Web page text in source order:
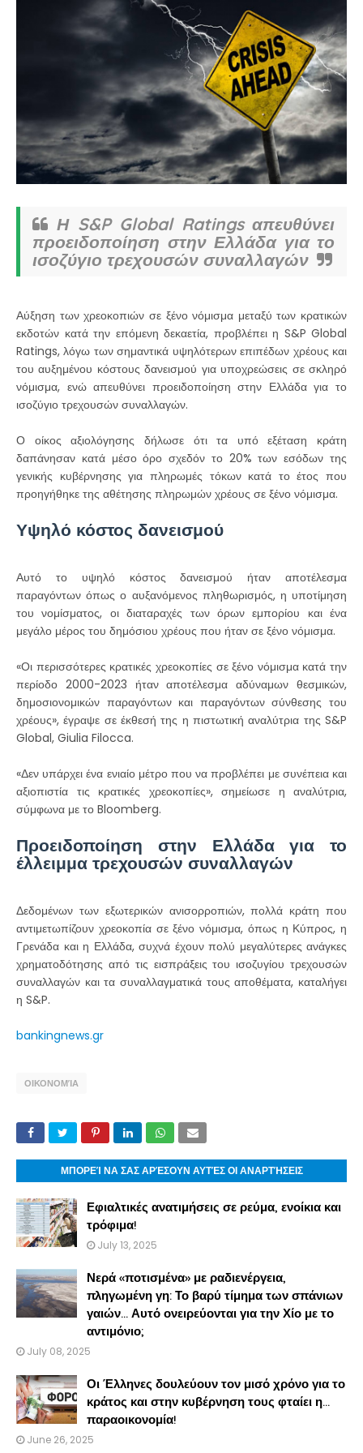
Η S&P Global Ratings απευθύνει
προειδοποίηση στην Ελλάδα για το
ισοζύγιο τρεχουσών συναλλαγών
Αύξηση των χρεοκοπιών σε ξένο νόμισμα μεταξύ των κρατικών
εκδοτών κατά την επόμενη δεκαετία, προβλέπει η S&P Global
Ratings, λόγω των σημαντικά υψηλότερων επιπέδων χρέους και
του αυξημένου κόστους δανεισμού για υποχρεώσεις σε σκληρό
νόμισμα, ενώ απευθύνει προειδοποίηση στην Ελλάδα για το
ισοζύγιο τρεχουσών συναλλαγών.
Ο οίκος αξιολόγησης δήλωσε ότι τα υπό εξέταση κράτη
δαπάνησαν κατά μέσο όρο σχεδόν το 20% των εσόδων της
γενικής κυβέρνησης για πληρωμές τόκων κατά το έτος που
προηγήθηκε της αθέτησης πληρωμών χρέους σε ξένο νόμισμα.
Υψηλό κόστος δανεισμού
Αυτό το υψηλό κόστος δανεισμού ήταν αποτέλεσμα
παραγόντων όπως ο αυξανόμενος πληθωρισμός, η υποτίμηση
του νομίσματος, οι διαταραχές των όρων εμπορίου και ένα
μεγάλο μέρος του δημόσιου χρέους που ήταν σε ξένο νόμισμα.
«Οι περισσότερες κρατικές χρεοκοπίες σε ξένο νόμισμα κατά την
περίοδο 2000-2023 ήταν αποτέλεσμα αδύναμων θεσμικών,
δημοσιονομικών παραγόντων και παραγόντων σύνθεσης του
χρέους», έγραψε σε έκθεσή της η πιστωτική αναλύτρια της S&P
Global, Giulia Filocca.
«Δεν υπάρχει ένα ενιαίο μέτρο που να προβλέπει με συνέπεια και
αξιοπιστία τις κρατικές χρεοκοπίες», σημείωσε η αναλύτρια,
σύμφωνα με το Bloomberg.
Προειδοποίηση στην Ελλάδα για το
έλλειμμα τρεχουσών συναλλαγών
Δεδομένων των εξωτερικών ανισορροπιών, πολλά κράτη που
αντιμετωπίζουν χρεοκοπία σε ξένο νόμισμα, όπως η Κύπρος, η
Γρενάδα και η Ελλάδα, συχνά έχουν πολύ μεγαλύτερες ανάγκες
χρηματοδότησης από τις εισπράξεις του ισοζυγίου τρεχουσών
συναλλαγών και τα συναλλαγματικά τους αποθέματα, καταλήγει
η S&P.
bankingnews.gr
ΟΙΚΟΝΟΜΊΑ
ΜΠΟΡΕΊ ΝΑ ΣΑΣ ΑΡΈΣΟΥΝ ΑΥΤΈΣ ΟΙ ΑΝΑΡΤΉΣΕΙΣ
Εφιαλτικές ανατιμήσεις σε ρεύμα, ενοίκια και
τρόφιμα!
July 13, 2025
Νερά «ποτισμένα» με ραδιενέργεια,
πληγωμένη γη: Το βαρύ τίμημα των σπάνιων
γαιών… Αυτό ονειρεύονται για την Χίο με το
αντιμόνιο;
July 08, 2025
Οι Έλληνες δουλεύουν τον μισό χρόνο για το
κράτος και στην κυβέρνηση τους φταίει η…
παραοικονομία!
June 26, 2025